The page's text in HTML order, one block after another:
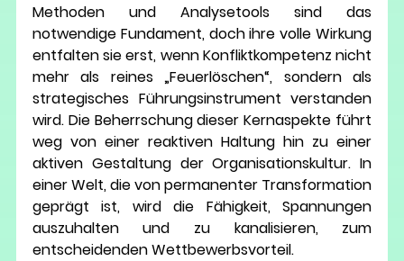
Methoden und Analysetools sind das
notwendige Fundament, doch ihre volle Wirkung
entfalten sie erst, wenn Konfliktkompetenz nicht
mehr als reines „Feuerlöschen“, sondern als
strategisches Führungsinstrument verstanden
wird. Die Beherrschung dieser Kernaspekte führt
weg von einer reaktiven Haltung hin zu einer
aktiven Gestaltung der Organisationskultur. In
einer Welt, die von permanenter Transformation
geprägt ist, wird die Fähigkeit, Spannungen
auszuhalten und zu kanalisieren, zum
entscheidenden Wettbewerbsvorteil.